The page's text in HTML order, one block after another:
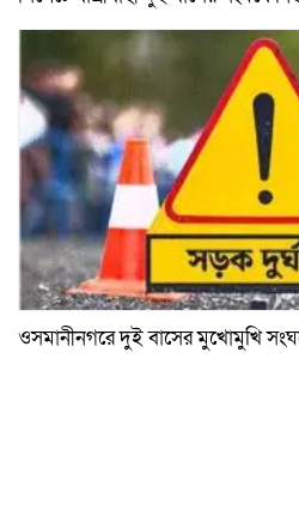
ওসমানীনগরে দুই বাসের মুখোমুখি